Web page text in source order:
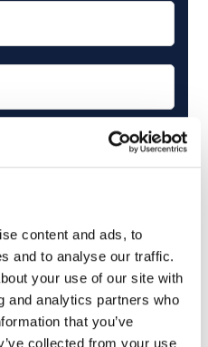
content and ads, to
and to analyse our traffic.
your use of our site with
and analytics partners who
that you’ve
collected from your use
inglese
mondo del lavoro
lingua inglese
musica
anni, dichiaro di acconsentire